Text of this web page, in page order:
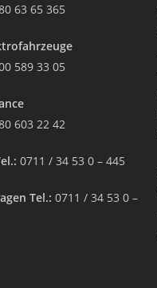
63 65 365
589 33 05
603 22 42
0711 / 34 53 0 – 445
Tel.: 0711 / 34 53 0 –